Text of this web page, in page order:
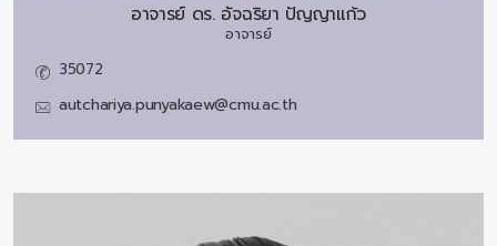
อาจารย์ ดร. อัจฉริยา ปัญญาแก้ว
อาจารย์
35072
autchariya.punyakaew@cmu.ac.th